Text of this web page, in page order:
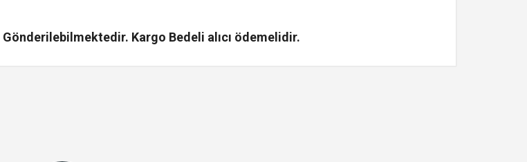
Kargo Bedeli alıcı ödemelidir.